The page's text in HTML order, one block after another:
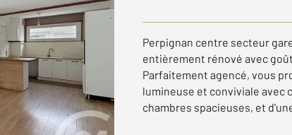
Perpignan centre secteur
entièrement rénové avec
Parfaitement agencé, vous
lumineuse et conviviale avec
chambres spacieuses, et